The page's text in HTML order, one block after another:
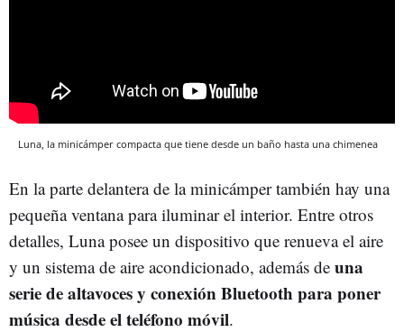
Luna, la minicámper compacta que tiene desde un baño hasta una chimenea
En la parte delantera de la minicámper también hay una
pequeña ventana para iluminar el interior. Entre otros
detalles, Luna posee un dispositivo que renueva el aire
y un sistema de aire acondicionado, además de una
serie de altavoces y conexión Bluetooth para poner
música desde el teléfono móvil.